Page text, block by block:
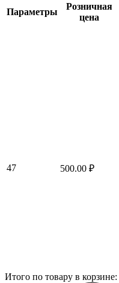
Параметры
Розничная
цена
47 500.00 ₽
Итого по товару в корзине: